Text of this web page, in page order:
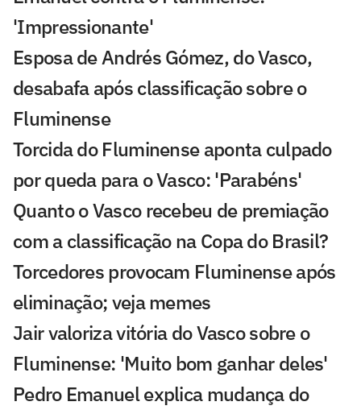
'Impressionante'
Esposa de Andrés Gómez, do Vasco,
desabafa após classificação sobre o
Fluminense
Torcida do Fluminense aponta culpado
por queda para o Vasco: 'Parabéns'
Quanto o Vasco recebeu de premiação
com a classificação na Copa do Brasil?
Torcedores provocam Fluminense após
eliminação; veja memes
Jair valoriza vitória do Vasco sobre o
Fluminense: 'Muito bom ganhar deles'
Pedro Emanuel explica mudança do